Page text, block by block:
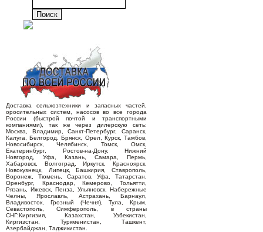
Доставка сельхозтехники и запасных частей,
оросительных систем, насосов во все города
России (быстрой почтой и транспортными
компаниями), так же через дилерскую сеть:
Москва, Владимир, Санкт-Петербург, Саранск,
Калуга, Белгород, Брянск, Орел, Курск, Тамбов,
Новосибирск, Челябинск, Томск, Омск,
Екатеринбург, Ростов-на-Дону, Нижний
Новгород, Уфа, Казань, Самара, Пермь,
Хабаровск, Волгоград, Иркутск, Красноярск,
Новокузнецк, Липецк, Башкирия, Ставрополь,
Воронеж, Тюмень, Саратов, Уфа, Татарстан,
Оренбург, Краснодар, Кемерово, Тольятти,
Рязань, Ижевск, Пенза, Ульяновск, Набережные
Челны, Ярославль, Астрахань, Барнаул,
Владивосток, Грозный (Чечня), Тула, Крым,
Севастополь, Симферополь, в страны
СНГ:Киргизия, Казахстан, Узбекистан,
Киргизстан, Туркменистан, Ташкент,
Азербайджан, Таджикистан.